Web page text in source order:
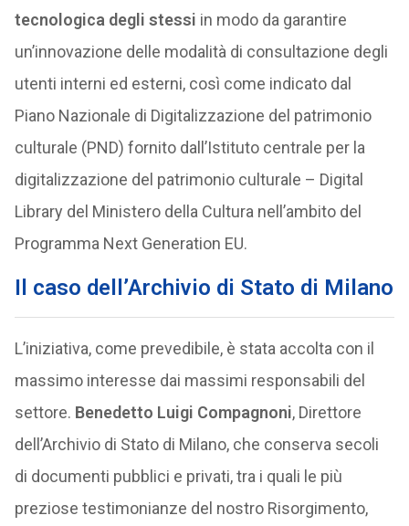
tecnologica degli stessi in modo da garantire
un’innovazione delle modalità di consultazione degli
utenti interni ed esterni, così come indicato dal
Piano Nazionale di Digitalizzazione del patrimonio
culturale (PND) fornito dall’Istituto centrale per la
digitalizzazione del patrimonio culturale – Digital
Library del Ministero della Cultura nell’ambito del
Programma Next Generation EU.
Il caso dell’Archivio di Stato di Milano
L’iniziativa, come prevedibile, è stata accolta con il
massimo interesse dai massimi responsabili del
settore. Benedetto Luigi Compagnoni, Direttore
dell’Archivio di Stato di Milano, che conserva secoli
di documenti pubblici e privati, tra i quali le più
preziose testimonianze del nostro Risorgimento,